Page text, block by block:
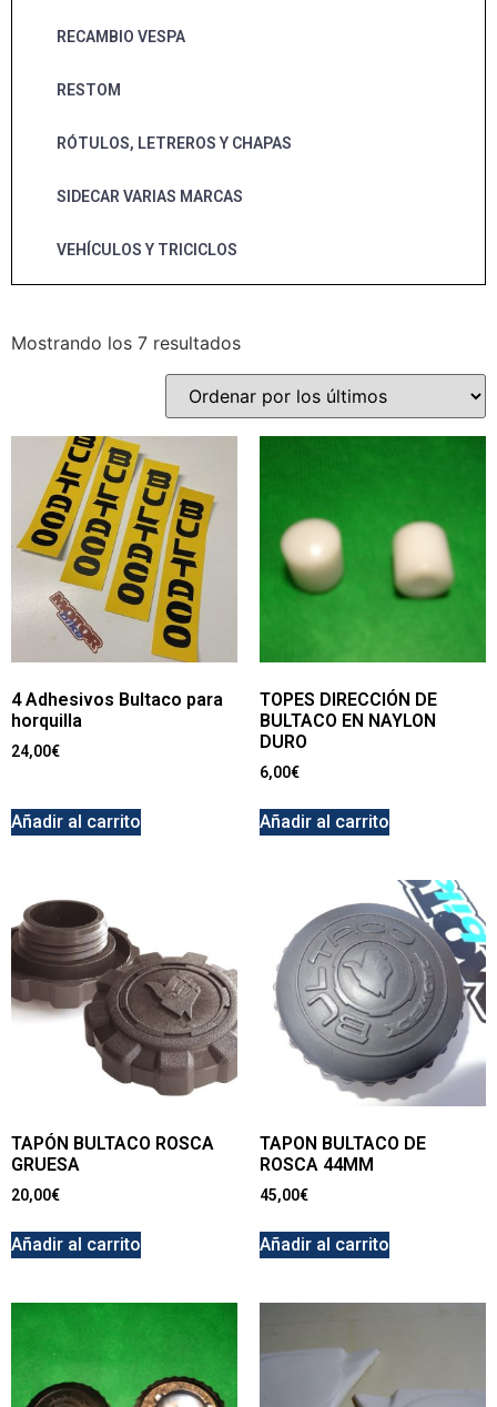
RECAMBIO VESPA
RESTOM
RÓTULOS, LETREROS Y CHAPAS
SIDECAR VARIAS MARCAS
VEHÍCULOS Y TRICICLOS
Mostrando los 7 resultados
4 Adhesivos Bultaco para
horquilla
24,00€
Añadir al carrito
TOPES DIRECCIÓN DE
BULTACO EN NAYLON
DURO
6,00€
Añadir al carrito
TAPÓN BULTACO ROSCA
GRUESA
20,00€
Añadir al carrito
TAPON BULTACO DE
ROSCA 44MM
45,00€
Añadir al carrito